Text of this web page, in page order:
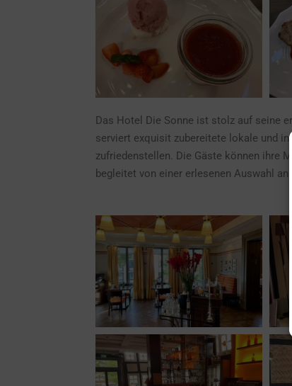
Das Hotel Die Sonne ist stolz auf seine
serviert exquisit zubereitete lokale und
zufriedenstellen. Die Gäste können ihre
begleitet von einer erlesenen Auswahl an